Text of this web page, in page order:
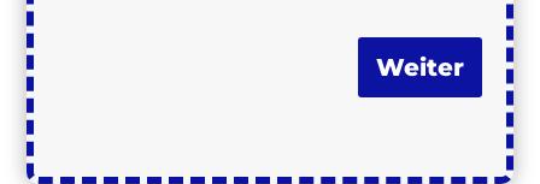
Weiter